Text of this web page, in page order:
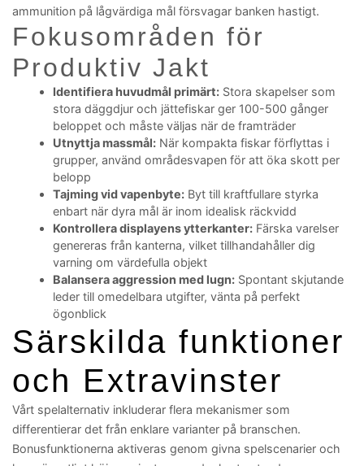
ammunition på lågvärdiga mål försvagar banken hastigt.
Fokusområden för
Produktiv Jakt
Identifiera huvudmål primärt: Stora skapelser som
stora däggdjur och jättefiskar ger 100-500 gånger
beloppet och måste väljas när de framträder
Utnyttja massmål: När kompakta fiskar förflyttas i
grupper, använd områdesvapen för att öka skott per
belopp
Tajming vid vapenbyte: Byt till kraftfullare styrka
enbart när dyra mål är inom idealisk räckvidd
Kontrollera displayens ytterkanter: Färska varelser
genereras från kanterna, vilket tillhandahåller dig
varning om värdefulla objekt
Balansera aggression med lugn: Spontant skjutande
leder till omedelbara utgifter, vänta på perfekt
ögonblick
Särskilda funktioner
och Extravinster
Vårt spelalternativ inkluderar flera mekanismer som
differentierar det från enklare varianter på branschen.
Bonusfunktionerna aktiveras genom givna spelscenarier och